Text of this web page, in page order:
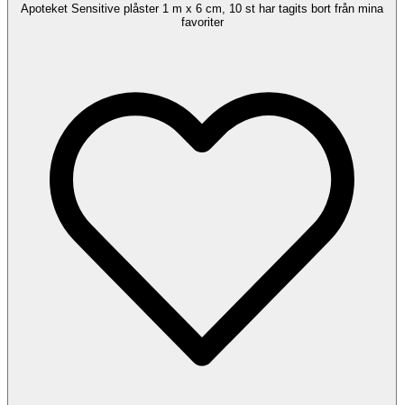
Apoteket Sensitive plåster 1 m x 6 cm, 10 st har tagits bort från mina
favoriter